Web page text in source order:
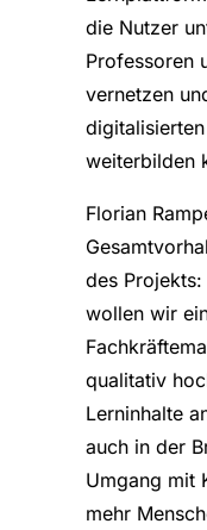
die Nutzer
Professoren
vernetzen
weiterbilden
Florian
des
wollen wir
qualitativ
Lerninhalte
auch in der
Umgang mit
mehr